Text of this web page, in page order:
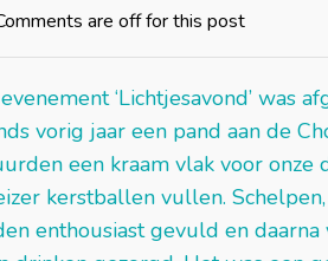
are off for this post
‘Lichtjesavond’ was
vorig jaar een pand aan de
een kraam vlak voor onze
kerstballen vullen.
enthousiast gevuld en